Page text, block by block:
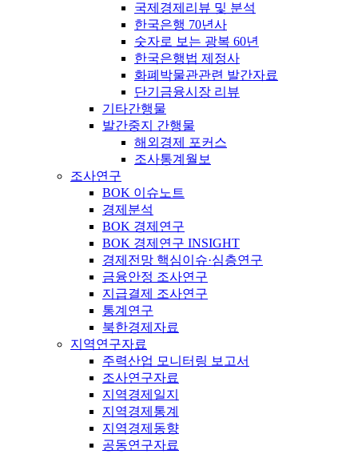
국제경제리뷰 및 분석
한국은행 70년사
숫자로 보는 광복 60년
한국은행법 제정사
화폐박물관관련 발간자료
단기금융시장 리뷰
기타간행물
발간중지 간행물
해외경제 포커스
조사통계월보
조사연구
BOK 이슈노트
경제분석
BOK 경제연구
BOK 경제연구 INSIGHT
경제전망 핵심이슈·심층연구
금융안정 조사연구
지급결제 조사연구
통계연구
북한경제자료
지역연구자료
주력산업 모니터링 보고서
조사연구자료
지역경제일지
지역경제통계
지역경제동향
공동연구자료